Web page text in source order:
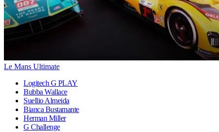
Le Mans Ultimate
Logitech G PLAY
Bubba Wallace
Suellio Almeida
Bianca Bustamante
Herman Miller
G Challenge